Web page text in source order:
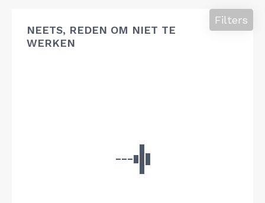
NEETS, REDEN OM NIET TE
WERKEN
Filters